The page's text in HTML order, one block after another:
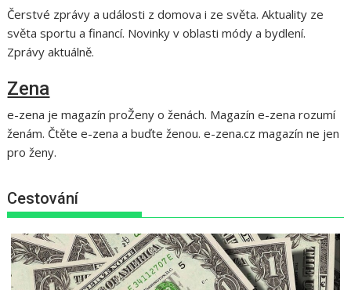
Čerstvé zprávy a události z domova i ze světa. Aktuality ze
světa sportu a financí. Novinky v oblasti módy a bydlení.
Zprávy aktuálně.
Zena
e-zena je magazín proŽeny o ženách. Magazín e-zena rozumí
ženám. Čtěte e-zena a buďte ženou. e-zena.cz magazín ne jen
pro ženy.
Cestování